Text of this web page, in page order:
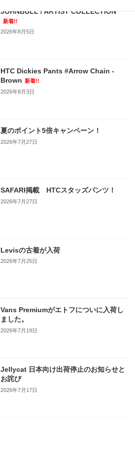
JOHNBULL / ARTIST COLLECTION
新着!!
2026年8月5日
HTC Dickies Pants #Arrow Chain -
Brown 新着!!
2026年8月3日
夏のポイント5倍キャンペーン！
2026年7月27日
SAFARI掲載 HTCスタッズパンツ！
2026年7月27日
Levisの古着が入荷
2026年7月25日
Vans Premiumがエトフについに入荷し
ました。
2026年7月19日
Jellycat 日本向け出荷停止のお知らせと
お詫び
2026年7月17日